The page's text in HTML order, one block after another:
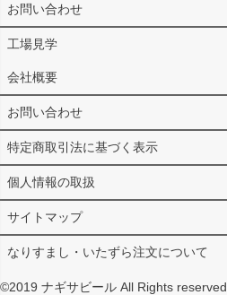
お問い合わせ
工場見学
会社概要
お問い合わせ
特定商取引法に基づく表示
個人情報の取扱
サイトマップ
なりすまし・いたずら注文について
©2019 ナギサビール All Rights reserved.